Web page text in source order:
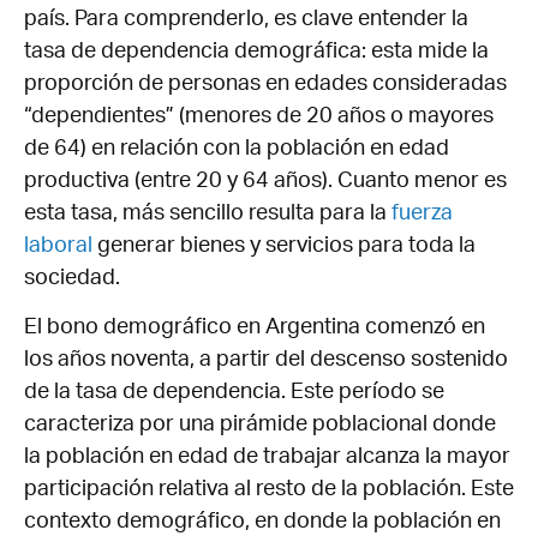
país. Para comprenderlo, es clave entender la
tasa de dependencia demográfica: esta mide la
proporción de personas en edades consideradas
“dependientes” (menores de 20 años o mayores
de 64) en relación con la población en edad
productiva (entre 20 y 64 años). Cuanto menor es
esta tasa, más sencillo resulta para la fuerza
laboral generar bienes y servicios para toda la
sociedad.
El bono demográfico en Argentina comenzó en
los años noventa, a partir del descenso sostenido
de la tasa de dependencia. Este período se
caracteriza por una pirámide poblacional donde
la población en edad de trabajar alcanza la mayor
participación relativa al resto de la población. Este
contexto demográfico, en donde la población en